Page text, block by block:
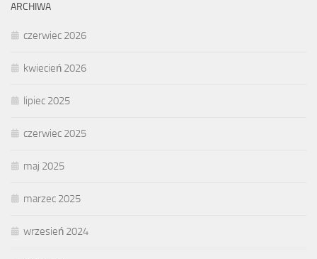
ARCHIWA
czerwiec 2026
kwiecień 2026
lipiec 2025
czerwiec 2025
maj 2025
marzec 2025
wrzesień 2024